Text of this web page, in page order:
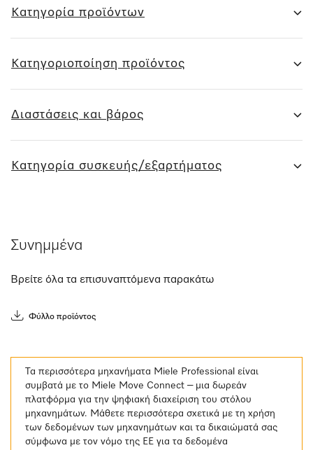
Κατηγορία προϊόντων
Κατηγοριοποίηση προϊόντος
Διαστάσεις και βάρος
Κατηγορία συσκευής/εξαρτήματος
Συνημμένα
Βρείτε όλα τα επισυναπτόμενα παρακάτω
Φύλλο προϊόντος
Τα περισσότερα μηχανήματα Miele Professional είναι
συμβατά με το Miele Move Connect – μια δωρεάν
πλατφόρμα για την ψηφιακή διαχείριση του στόλου
μηχανημάτων. Μάθετε περισσότερα σχετικά με τη χρήση
των δεδομένων των μηχανημάτων και τα δικαιώματά σας
σύμφωνα με τον νόμο της ΕΕ για τα δεδομένα